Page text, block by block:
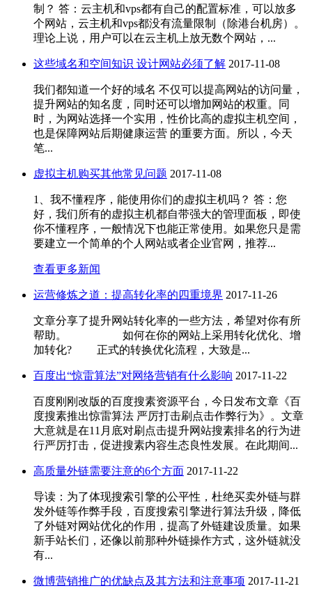
制？ 答：云主机和vps都有自己的配置标准，可以放多
个网站，云主机和vps都没有流量限制（除港台机房）。
理论上说，用户可以在云主机上放无数个网站，...
这些域名和空间知识 设计网站必须了解 2017-11-08
我们都知道一个好的域名 不仅可以提高网站的访问量，
提升网站的知名度，同时还可以增加网站的权重。同
时，为网站选择一个实用，性价比高的虚拟主机空间，
也是保障网站后期健康运营 的重要方面。所以，今天
笔...
虚拟主机购买其他常见问题 2017-11-08
1、我不懂程序，能使用你们的虚拟主机吗？ 答：您
好，我们所有的虚拟主机都自带强大的管理面板，即使
你不懂程序，一般情况下也能正常使用。如果您只是需
要建立一个简单的个人网站或者企业官网，推荐...
查看更多新闻
运营修炼之道：提高转化率的四重境界 2017-11-26
文章分享了提升网站转化率的一些方法，希望对你有所
帮助。 如何在你的网站上采用转化优化、增
加转化? 正式的转换优化流程，大致是...
百度出“惊雷算法”对网络营销有什么影响 2017-11-22
百度刚刚改版的百度搜素资源平台，今日发布文章《百
度搜素推出惊雷算法 严厉打击刷点击作弊行为》。文章
大意就是在11月底对刷点击提升网站搜素排名的行为进
行严厉打击，促进搜素内容生态良性发展。在此期间...
高质量外链需要注意的6个方面 2017-11-22
导读：为了体现搜索引擎的公平性，杜绝买卖外链与群
发外链等作弊手段，百度搜索引擎进行算法升级，降低
了外链对网站优化的作用，提高了外链建设质量。如果
新手站长们，还像以前那种外链操作方式，这外链就没
有...
微博营销推广的优缺点及其方法和注意事项 2017-11-21